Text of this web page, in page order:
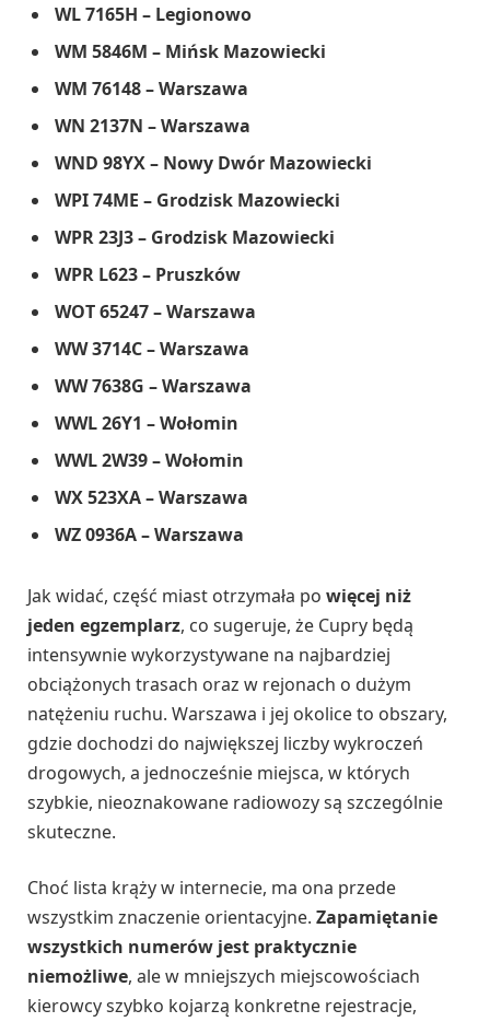
WL 7165H – Legionowo
WM 5846M – Mińsk Mazowiecki
WM 76148 – Warszawa
WN 2137N – Warszawa
WND 98YX – Nowy Dwór Mazowiecki
WPI 74ME – Grodzisk Mazowiecki
WPR 23J3 – Grodzisk Mazowiecki
WPR L623 – Pruszków
WOT 65247 – Warszawa
WW 3714C – Warszawa
WW 7638G – Warszawa
WWL 26Y1 – Wołomin
WWL 2W39 – Wołomin
WX 523XA – Warszawa
WZ 0936A – Warszawa
Jak widać, część miast otrzymała po więcej niż
jeden egzemplarz, co sugeruje, że Cupry będą
intensywnie wykorzystywane na najbardziej
obciążonych trasach oraz w rejonach o dużym
natężeniu ruchu. Warszawa i jej okolice to obszary,
gdzie dochodzi do największej liczby wykroczeń
drogowych, a jednocześnie miejsca, w których
szybkie, nieoznakowane radiowozy są szczególnie
skuteczne.
Choć lista krąży w internecie, ma ona przede
wszystkim znaczenie orientacyjne. Zapamiętanie
wszystkich numerów jest praktycznie
niemożliwe, ale w mniejszych miejscowościach
kierowcy szybko kojarzą konkretne rejestracje,